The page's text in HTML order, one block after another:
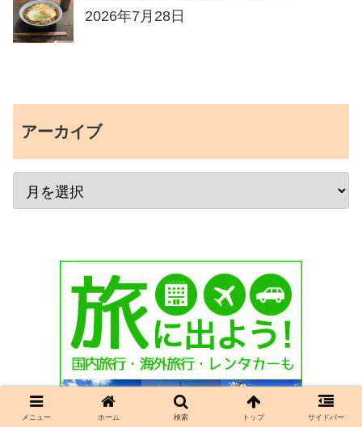
2026年7月28日
アーカイブ
メニュー ホーム 検索 トップ サイドバー